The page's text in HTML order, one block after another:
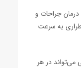
جراحات و
به سرعت
می‌تواند در هر